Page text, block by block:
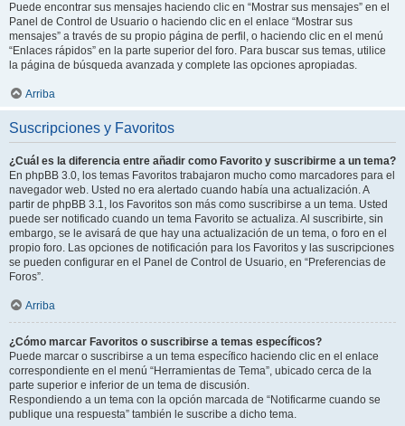
Puede encontrar sus mensajes haciendo clic en “Mostrar sus mensajes” en el
Panel de Control de Usuario o haciendo clic en el enlace “Mostrar sus
mensajes” a través de su propio página de perfil, o haciendo clic en el menú
“Enlaces rápidos” en la parte superior del foro. Para buscar sus temas, utilice
la página de búsqueda avanzada y complete las opciones apropiadas.
Arriba
Suscripciones y Favoritos
¿Cuál es la diferencia entre añadir como Favorito y suscribirme a un tema?
En phpBB 3.0, los temas Favoritos trabajaron mucho como marcadores para el
navegador web. Usted no era alertado cuando había una actualización. A
partir de phpBB 3.1, los Favoritos son más como suscribirse a un tema. Usted
puede ser notificado cuando un tema Favorito se actualiza. Al suscribirte, sin
embargo, se le avisará de que hay una actualización de un tema, o foro en el
propio foro. Las opciones de notificación para los Favoritos y las suscripciones
se pueden configurar en el Panel de Control de Usuario, en “Preferencias de
Foros”.
Arriba
¿Cómo marcar Favoritos o suscribirse a temas específicos?
Puede marcar o suscribirse a un tema específico haciendo clic en el enlace
correspondiente en el menú “Herramientas de Tema”, ubicado cerca de la
parte superior e inferior de un tema de discusión.
Respondiendo a un tema con la opción marcada de “Notificarme cuando se
publique una respuesta” también le suscribe a dicho tema.